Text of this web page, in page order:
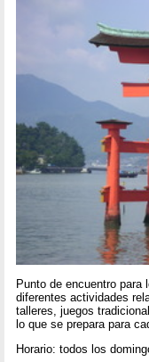
Punto de encuentro para
diferentes actividades
talleres, juegos
lo que se prepara para
Horario: todos los